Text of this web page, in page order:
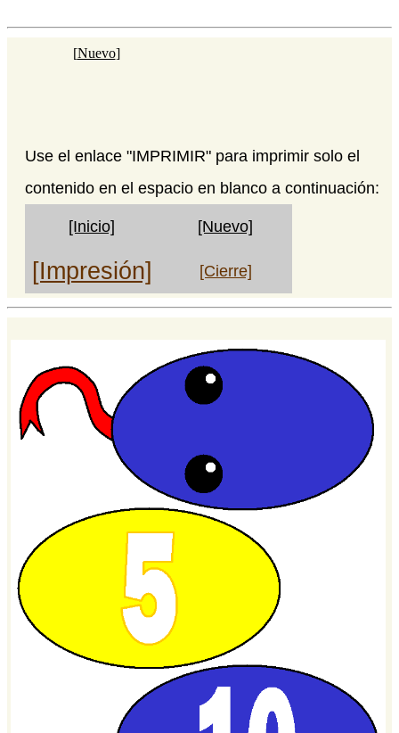
[Nuevo]
Use el enlace "IMPRIMIR" para imprimir solo el
contenido en el espacio en blanco a continuación:
[Inicio] [Nuevo]
[Impresión] [Cierre]